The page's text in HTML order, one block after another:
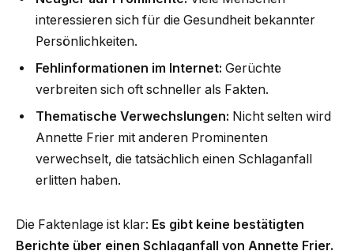
interessieren sich für die Gesundheit bekannter
Persönlichkeiten.
Fehlinformationen im Internet: Gerüchte
verbreiten sich oft schneller als Fakten.
Thematische Verwechslungen: Nicht selten wird
Annette Frier mit anderen Prominenten
verwechselt, die tatsächlich einen Schlaganfall
erlitten haben.
Die Faktenlage ist klar: Es gibt keine bestätigten
Berichte über einen Schlaganfall von Annette Frier.